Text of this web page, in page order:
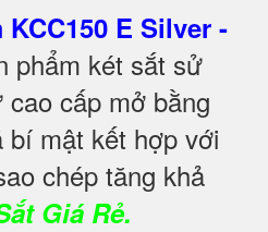
E Silver -
phẩm két sắt sử
cấp mở bằng
bí mật kết hợp với
chép tăng khả
Giá Rẻ.